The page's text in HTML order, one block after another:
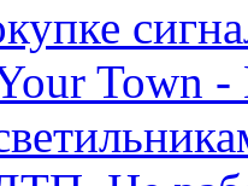
Town